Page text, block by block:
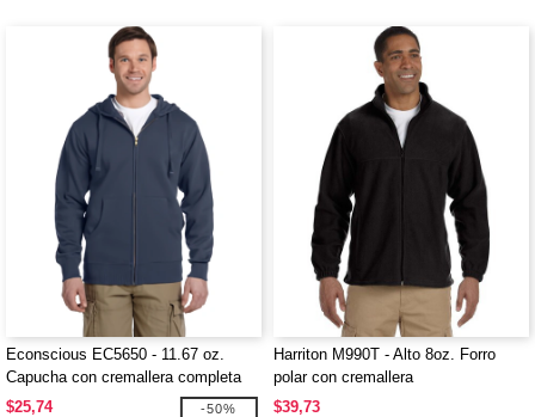
Econscious EC5650 - 11.67 oz.
Capucha con cremallera completa
orgánica/reciclada
$25,74 -50%
Harriton M990T - Alto 8oz. Forro
polar con cremallera
$39,73